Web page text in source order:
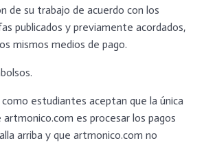
de su trabajo de acuerdo con los
publicados y previamente acordados,
mismos medios de pago.
estudiantes aceptan que la única
artmonico.com es procesar los pagos
arriba y que artmonico.com no